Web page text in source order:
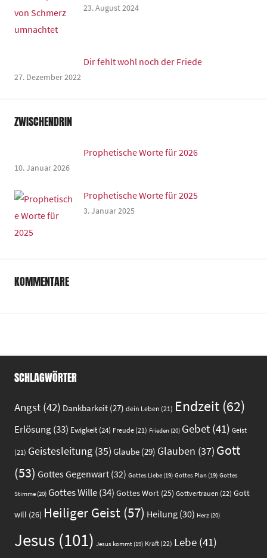
23. August 2024
Dir fehlt wohl noch der Friede
27. Dezember 2022
ZWISCHENDRIN
Prophetische Worte für 2026
10. Januar 2026
Prophetische Worte für 2025
3. Januar 2025
KOMMENTARE
SCHLAGWÖRTER
Angst (42) Dankbarkeit (27) dein Leben (21) Endzeit (62)
Erlösung(33) Ewigkeit (24) Freude (21) Frieden (20) Gebet (41) Geist
(21) Geistesleitung (35) Glaube (29) Glauben (37) Gott
(53) Gottes Gegenwart (32) Gottes Liebe (19) Gottes Plan (19) Gottes
Stimme (20) Gottes Wille(34) Gottes Wort (25) Gottvertrauen (22) Gott
will (26) Heiliger Geist (57) Heilung (30) Herz (20)
Jesus (101) Jesus kommt (19) Kraft (22) Lebe (41)